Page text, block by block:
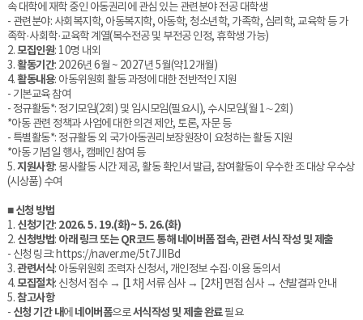
속 대학에 재학 중인 아동권리에 관심 있는 관련분야 전공 대학생
- 관련분야: 사회복지학, 아동복지학, 아동학, 청소년학, 가족학, 심리학, 교육학 등 가
족학·사회학·교육학 계열(복수전공 및 부전공 인정, 휴학생 가능)
2.모집인원: 10명 내외
3.활동기간: 2026년 6월 ~ 2027년 5월(약12개월)
4.활동내용: 아동위원회 활동 과정에 대한 전반적인 지원
- 기본교육 참여
- 정규활동*: 정기모임(2회) 및 임시모임(필요시), 수시모임(월 1∼2회)
*아동 관련 정책과 사업에 대한 의견 제안, 토론, 자문 등
- 특별활동*: 정규활동 외 국가아동권리보장원장이 요청하는 활동 지원
*아동 기념일 행사, 캠페인 참여 등
5.지원사항: 봉사활동 시간 제공, 활동 확인서 발급, 참여활동이 우수한 조 대상 우수상
(시상품) 수여
■신청 방법
1. 신청기간: 2026. 5. 19.(화)~ 5. 26.(화)
2. 신청방법: 아래 링크 또는 QR코드 통해 네이버폼 접속, 관련 서식 작성 및 제출
- 신청 링크: https://naver.me/5t7JIIBd
3.관련서식: 아동위원회 조력자 신청서, 개인정보 수집·이용 동의서
4.모집절차: 신청서 접수 → [1차] 서류 심사 → [2차] 면접 심사 → 선발결과 안내
5.참고사항
- 신청 기간 내에 네이버폼으로서식작성 및 제출 완료필요